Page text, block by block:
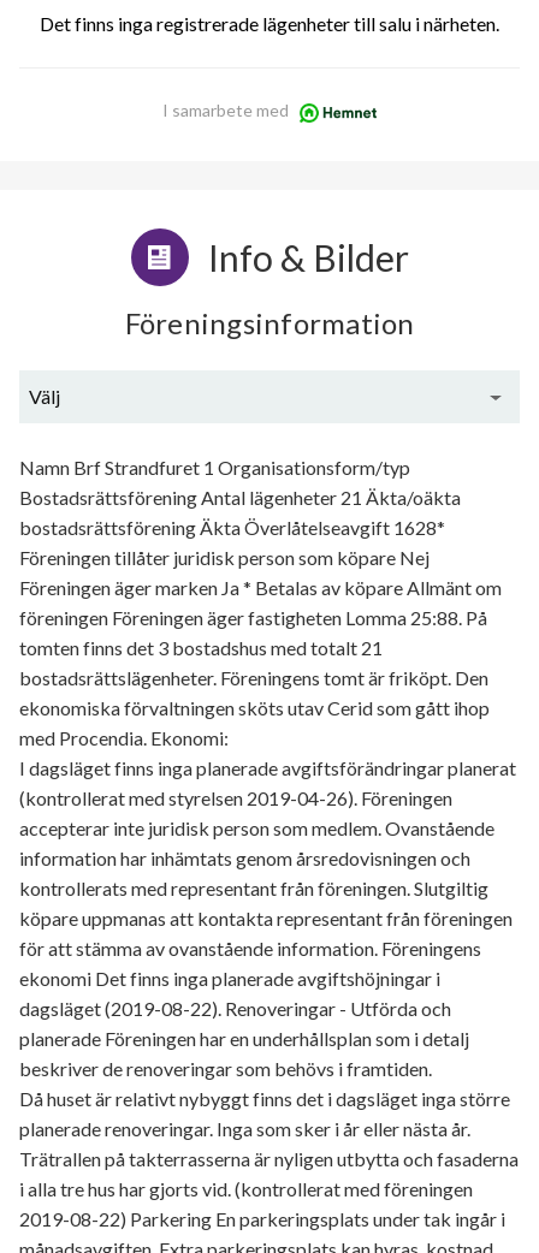
Det finns inga registrerade lägenheter till salu i närheten.
I samarbete med
Info & Bilder
Föreningsinformation
Välj
Namn Brf Strandfuret 1 Organisationsform/typ
Bostadsrättsförening Antal lägenheter 21 Äkta/oäkta
bostadsrättsförening Äkta Överlåtelseavgift 1628*
Föreningen tillåter juridisk person som köpare Nej
Föreningen äger marken Ja * Betalas av köpare Allmänt om
föreningen Föreningen äger fastigheten Lomma 25:88. På
tomten finns det 3 bostadshus med totalt 21
bostadsrättslägenheter. Föreningens tomt är friköpt. Den
ekonomiska förvaltningen sköts utav Cerid som gått ihop
med Procendia. Ekonomi:
I dagsläget finns inga planerade avgiftsförändringar planerat
(kontrollerat med styrelsen 2019-04-26). Föreningen
accepterar inte juridisk person som medlem. Ovanstående
information har inhämtats genom årsredovisningen och
kontrollerats med representant från föreningen. Slutgiltig
köpare uppmanas att kontakta representant från föreningen
för att stämma av ovanstående information. Föreningens
ekonomi Det finns inga planerade avgiftshöjningar i
dagsläget (2019-08-22). Renoveringar - Utförda och
planerade Föreningen har en underhållsplan som i detalj
beskriver de renoveringar som behövs i framtiden.
Då huset är relativt nybyggt finns det i dagsläget inga större
planerade renoveringar. Inga som sker i år eller nästa år.
Trätrallen på takterrasserna är nyligen utbytta och fasaderna
i alla tre hus har gjorts vid. (kontrollerat med föreningen
2019-08-22) Parkering En parkeringsplats under tak ingår i